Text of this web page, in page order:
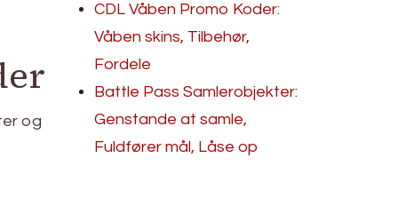
og
CDL Våben Promo Koder:
Våben skins, Tilbehør,
Fordele
Battle Pass Samlerobjekter:
Genstande at samle,
Fuldfører mål, Låse op